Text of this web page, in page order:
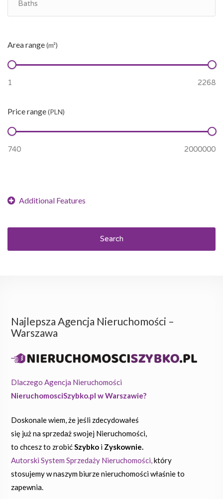
Area range(m²)
Price range(PLN)
Search
Najlepsza Agencja Nieruchomości –
Warszawa
Dlaczego Agencja Nieruchomości
NieruchomosciSzybko.pl w Warszawie?
Doskonale wiem, że jeśli zdecydowałeś
się już na sprzedaż swojej Nieruchomości,
to chcesz to zrobićSzybko i Zyskownie.
Autorski System Sprzedaży Nieruchomości,który
stosujemy w naszym biurze nieruchomości właśnie to
zapewnia.